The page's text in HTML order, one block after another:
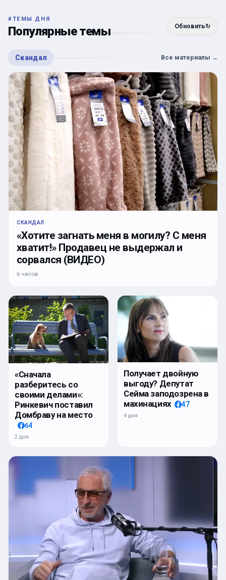
#ТЕМЫ ДНЯ
Популярные темы Обновить↻
Скандал Все материалы →
СКАНДАЛ
«Хотите загнать меня в могилу? С меня
хватит!» Продавец не выдержал и
сорвался (ВИДЕО)
6 часов
«Сначала
разберитесь со
своими делами»:
Ринкевич поставил
Домбраву на место
64
2 дня
Получает двойную
выгоду? Депутат
Сейма заподозрена в
махинациях
47
4 дня